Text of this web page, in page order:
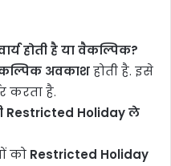
होती है या वैकल्पिक?
अवकाशहोती है. इसे
करता है.
Restricted Holiday ले
को Restricted Holiday